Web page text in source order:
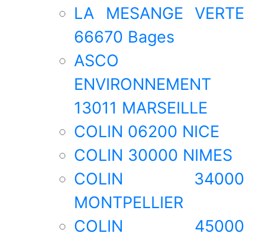
LA MESANGE VERTE
66670 Bages
ASCO
ENVIRONNEMENT
13011 MARSEILLE
COLIN 06200 NICE
COLIN 30000 NIMES
COLIN 34000
MONTPELLIER
COLIN 45000